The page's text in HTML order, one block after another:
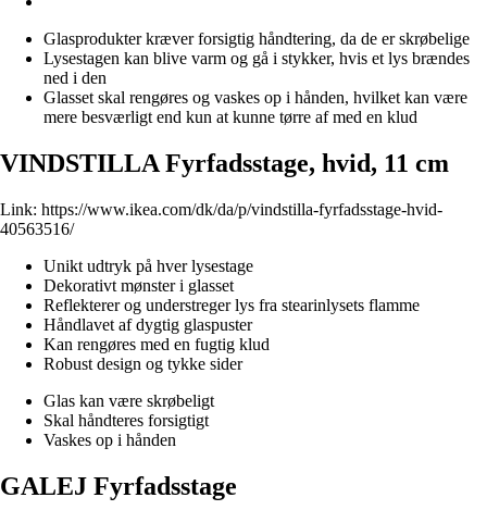
Glasprodukter kræver forsigtig håndtering, da de er skrøbelige
Lysestagen kan blive varm og gå i stykker, hvis et lys brændes
ned i den
Glasset skal rengøres og vaskes op i hånden, hvilket kan være
mere besværligt end kun at kunne tørre af med en klud
VINDSTILLA Fyrfadsstage, hvid, 11 cm
Link: https://www.ikea.com/dk/da/p/vindstilla-fyrfadsstage-hvid-
40563516/
Unikt udtryk på hver lysestage
Dekorativt mønster i glasset
Reflekterer og understreger lys fra stearinlysets flamme
Håndlavet af dygtig glaspuster
Kan rengøres med en fugtig klud
Robust design og tykke sider
Glas kan være skrøbeligt
Skal håndteres forsigtigt
Vaskes op i hånden
GALEJ Fyrfadsstage